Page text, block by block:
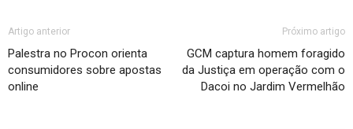
Artigo anterior
Palestra no Procon orienta
consumidores sobre apostas
online
Próximo artigo
GCM captura homem foragido
da Justiça em operação com o
Dacoi no Jardim Vermelhão